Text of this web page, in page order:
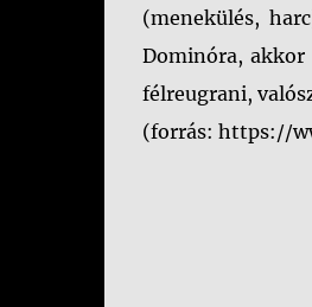
(menekülés,
Dominóra,
félreugrani,
(forrás: https://